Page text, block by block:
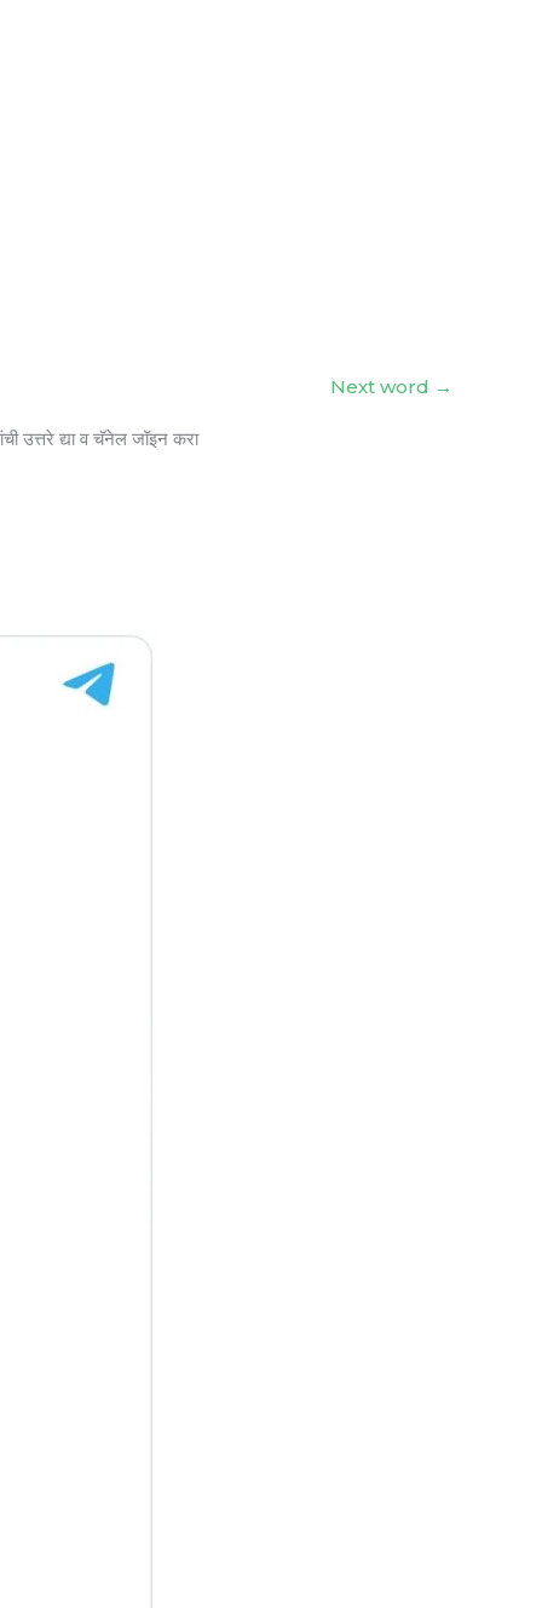
Next word →
उत्तरे द्या व चॅनेल जॉइन करा